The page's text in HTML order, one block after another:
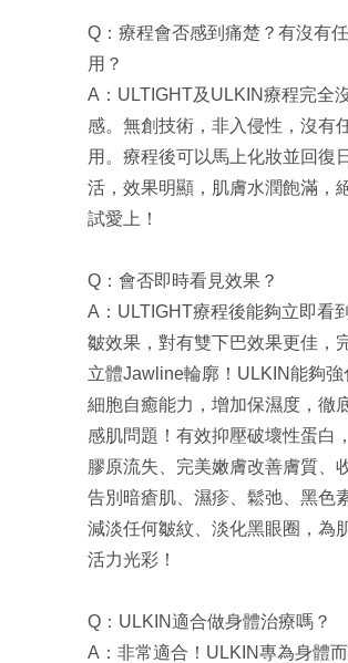
Q：療程會否感到痛楚？有沒有
用？
A：ULTIGHT及ULKIN療程完全
感。無創技術，非入侵性，沒有
用。療程後可以馬上化妝並回復
活，效果明顯，肌膚水潤飽滿，
試愛上！
Q：會否即時看見效果？
A：ULTIGHT療程後能夠立即看
皺效果，對有雙下巴效果更佳，
立體Jawline輪廓！ULKIN能夠強
細胞自癒能力，增加保濕度，徹
感肌問題！有效抑壓破壞性蛋白
膠原流失、完美嫩膚改善膚質、
告別暗瘡肌、濕疹、鬆弛、黑色
減淡任何皺紋、淡化黑眼圈，為
活力光彩！
Q：ULKIN適合做身體治療嗎？
A：非常適合！ULKIN專為身體